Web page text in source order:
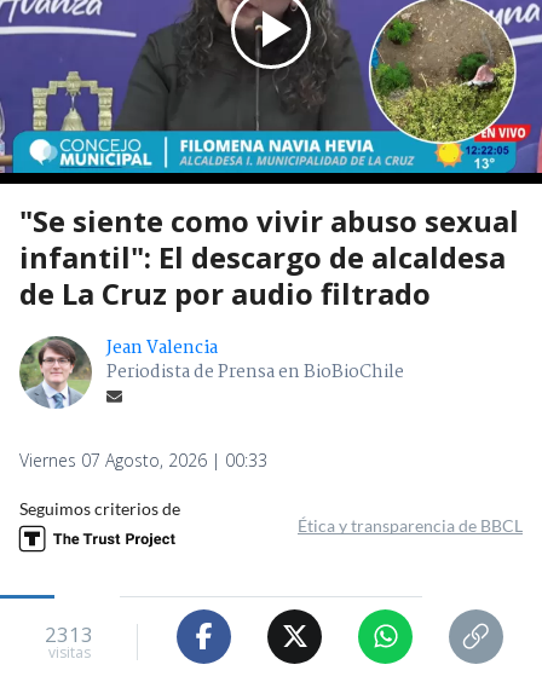
"Se siente como vivir abuso sexual
infantil": El descargo de alcaldesa
de La Cruz por audio filtrado
Jean Valencia
Periodista de Prensa en BioBioChile
Viernes 07 Agosto, 2026 | 00:33
Seguimos criterios de
Ética y transparencia de BBCL
2313
visitas